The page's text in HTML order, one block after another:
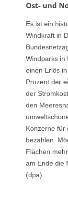
Ost- und
Es ist ein
Windkraft in
Windparks in
einen Erlös
Prozent der
der
den
Konzerne für
bezahlen.
Flächen
am Ende die
(dpa).